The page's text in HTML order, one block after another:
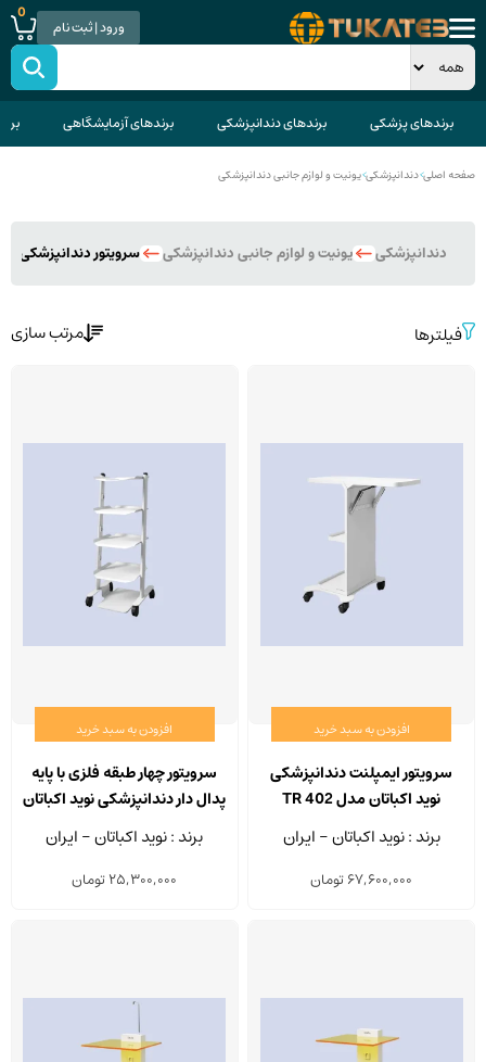
ورود | ثبت نام
0
برندهای پزشکی برندهای دندانپزشکی برندهای آزمایشگاهی
صفحه اصلی>دندانپزشکی>یونیت و لوازم جانبی دندانپزشکی
دندانپزشکی یونیت و لوازم جانبی دندانپزشکی سرویتور دندانپزشکی
فیلترها مرتب سازی
افزودن به سبد خرید
سرویتور ایمپلنت دندانپزشکی
نوید اکباتان مدل TR 402
برند : نوید اکباتان - ایران
67,600,000تومان
افزودن به سبد خرید
سرویتور چهار طبقه فلزی با پایه
پدال دار دندانپزشکی نوید اکباتان
مدل SR 321
برند : نوید اکباتان - ایران
25,300,000تومان